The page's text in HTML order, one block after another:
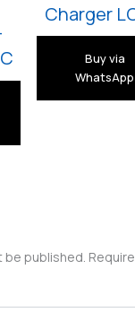
Charger
Buy via
WhatsApp
be published.